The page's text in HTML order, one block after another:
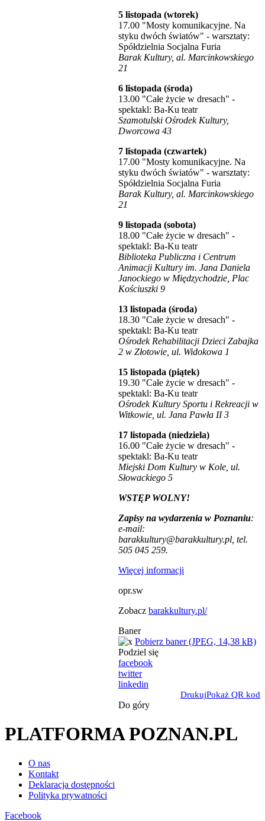
5 listopada (wtorek)
17.00 "Mosty komunikacyjne. Na
styku dwóch światów" - warsztaty:
Spółdzielnia Socjalna Furia
Barak Kultury, al. Marcinkowskiego
21
6 listopada (środa)
13.00 "Całe życie w dresach" -
spektakl: Ba-Ku teatr
Szamotulski Ośrodek Kultury,
Dworcowa 43
7 listopada (czwartek)
17.00 "Mosty komunikacyjne. Na
styku dwóch światów" - warsztaty:
Spółdzielnia Socjalna Furia
Barak Kultury, al. Marcinkowskiego
21
9 listopada (sobota)
18.00 "Całe życie w dresach" -
spektakl: Ba-Ku teatr
Biblioteka Publiczna i Centrum
Animacji Kultury im. Jana Daniela
Janockiego w Międzychodzie, Plac
Kościuszki 9
13 listopada (środa)
18.30 "Całe życie w dresach" -
spektakl: Ba-Ku teatr
Ośrodek Rehabilitacji Dzieci Zabajka
2 w Złotowie, ul. Widokowa 1
15 listopada (piątek)
19.30 "Całe życie w dresach" -
spektakl: Ba-Ku teatr
Ośrodek Kultury Sportu i Rekreacji w
Witkowie, ul. Jana Pawła II 3
17 listopada (niedziela)
16.00 "Całe życie w dresach" -
spektakl: Ba-Ku teatr
Miejski Dom Kultury w Kole, ul.
Słowackiego 5
WSTĘP WOLNY!
Zapisy na wydarzenia w Poznaniu:
e-mail:
barakkultury@barakkultury.pl, tel.
505 045 259.
Więcej informacji
opr.sw
Zobacz barakkultury.pl/
Baner
Pobierz baner (JPEG, 14,38 kB)
Podziel się
facebook
twitter
linkedin
DrukujPokaż QR kod
Do góry
PLATFORMA POZNAN.PL
O nas
Kontakt
Deklaracja dostępności
Polityka prywatności
Facebook